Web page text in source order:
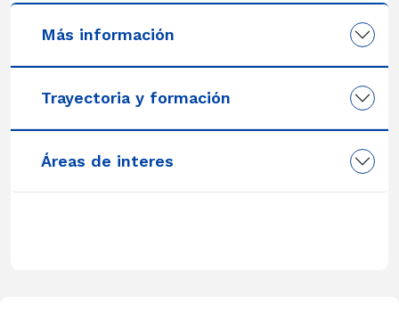
Más información
Trayectoria y formación
Áreas de interes